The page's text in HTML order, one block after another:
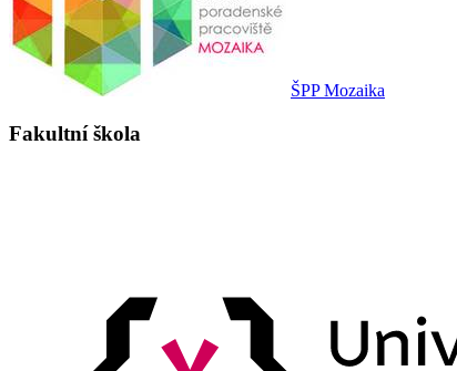
ŠPP Mozaika
Fakultní škola